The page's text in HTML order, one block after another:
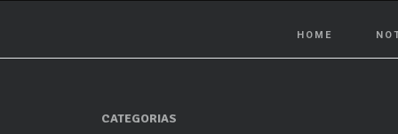
HOME
CATEGORIAS